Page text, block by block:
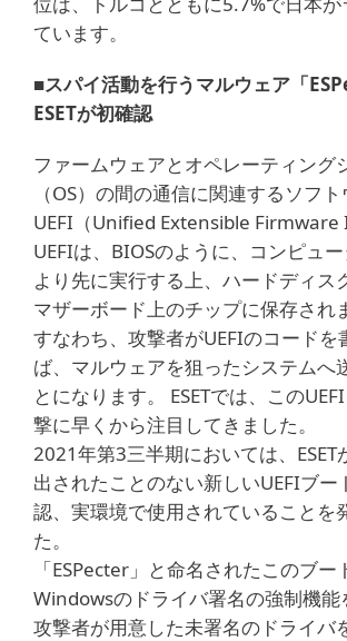
ています。
■スパイ活動を行うマルウェア「
ESETが初確認
ファームウェアとオペレーティング
（OS）の間の通信に関連するソフ
UEFI（Unified Extensible Firmware
UEFIは、BIOSのように、コンピュ
より先に実行する上、ハードディス
マザーボード上のチップに保存され
すなわち、攻撃者がUEFIのコードを
ば、マルウェアを狙ったシステムへ
とになります。 ESETでは、この
撃に早くから注目してきました。
2021年第3三半期においては、ESET
出されたことのない新しいUEFIブー
認、実環境で使用されていることを
た。
「ESPecter」と命名されたこのブー
Windowsのドライバ署名の強制機能
攻撃者が用意した未署名のドライバ